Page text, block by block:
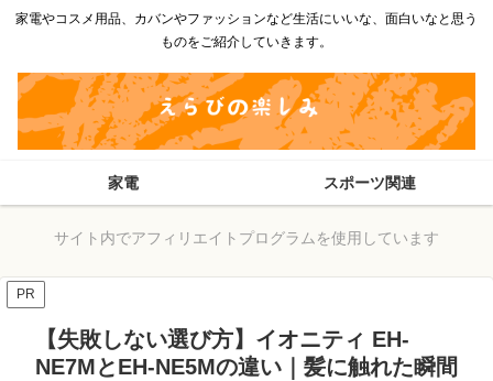
家電やコスメ用品、カバンやファッションなど生活にいいな、面白いなと思う
ものをご紹介していきます。
家電 スポーツ関連
サイト内でアフィリエイトプログラムを使用しています
PR
【失敗しない選び方】イオニティ EH-
NE7MとEH-NE5Mの違い｜髪に触れた瞬間